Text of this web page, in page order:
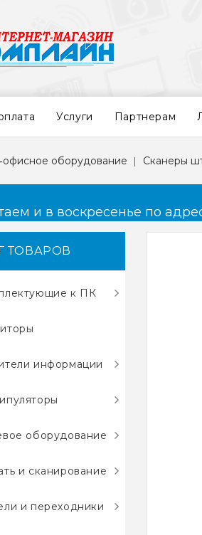
Услуги Партнерам
оборудование Сканеры
и в воскресенье по
ТОВАРОВ
к ПК
информации
оборудование
и сканирование
и переходники